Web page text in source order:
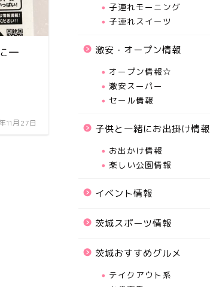
一
11月27日
子連れモーニング
子連れスイーツ
激安・オープン情報
オープン情報☆
激安スーパー
セール情報
子供と一緒にお出掛け情報
お出かけ情報
楽しい公園情報
イベント情報
茨城スポーツ情報
茨城おすすめグルメ
テイクアウト系